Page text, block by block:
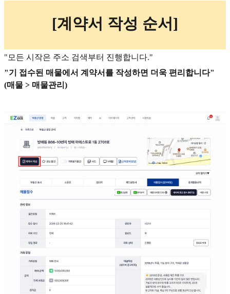
[계약서 작성 순서]
"모든 시작은 주소 검색부터 진행합니다."
"기 접수된 매물에서 계약서를 작성하면 더욱 편리합니다"
(매물 > 매물관리)